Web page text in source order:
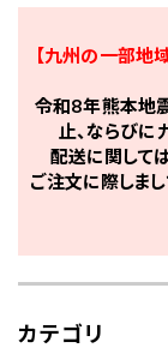
【九州の一部地
令和8年熊本地
止、ならびに
配送に関して
ご注文に際しま
カテゴリ